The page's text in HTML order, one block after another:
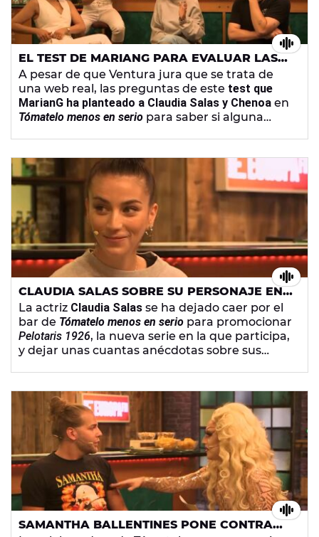
EL TEST DE MARIANG PARA EVALUAR LAS
CRISIS DE EDAD EN 'TMES'
A pesar de que Ventura jura que se trata de
una web real, las preguntas de este test que
MarianG ha planteado a Claudia Salas y Chenoa en
Tómatelo menos en serio para saber si alguna
de sus vidas tal y como están. Solo el
copresentador delshow
parece preocupado
con el paso de los años.
CLAUDIA SALAS SOBRE SU PERSONAJE EN
‘PELOTARIS 1926’: “HE APRENDIDO DE ELLA
A PONER LOS LÍMITES”
La actriz Claudia Salas se ha dejado caer por el
bar de Tómatelo menos en serio para promocionar
Pelotaris 1926, la nueva serie en la que participa,
y dejar unas cuantas anécdotas sobre sus
SAMANTHA BALLENTINES PONE CONTRA